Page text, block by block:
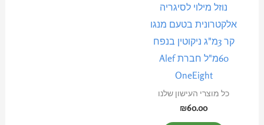
נוזל מילוי לסיגריה
אלקטרונית בטעם מנגו
קר 3מ"ג ניקוטין בנפח
60מ"ל חברת Alef
OneEight
כל מוצרי העישון שלנו
₪60.00